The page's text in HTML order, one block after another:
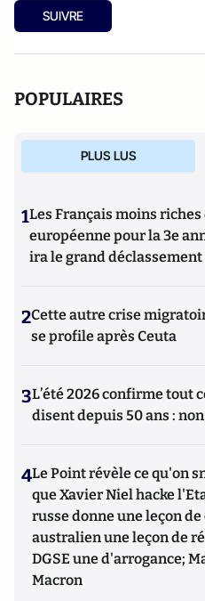
SUIVRE
POPULAIRES
PLUS LUS
1Les Français moins
européenne pour la 3e
ira le grand déclassement
2Cette autre crise
se profile après Ceuta
3L’été 2026 confirme tout
disent depuis 50 ans :
4Le Point révèle ce qu'on
que Xavier Niel hacke
russe donne une leçon
australien une leçon de
DGSE une d'arrogance;
Macron